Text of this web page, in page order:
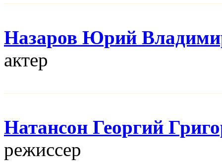
Назаров Юрий
актер
Натансон Георгий
режисcер